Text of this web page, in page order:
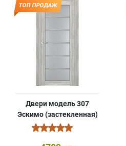
ТОП ПРОДАЖ
Двери модель 307
Эскимо (застекленная)